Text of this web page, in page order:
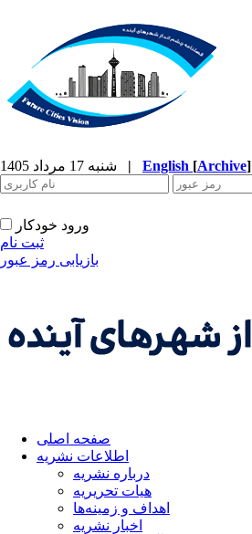
| English [Archive]
ورود خودکار
ثبت نام
بازیابی رمز عبور
صفحه اصلی
اطلاعات نشریه
درباره نشریه
هیات تحریریه
اهداف و زمینه‌ها
اخبار نشریه